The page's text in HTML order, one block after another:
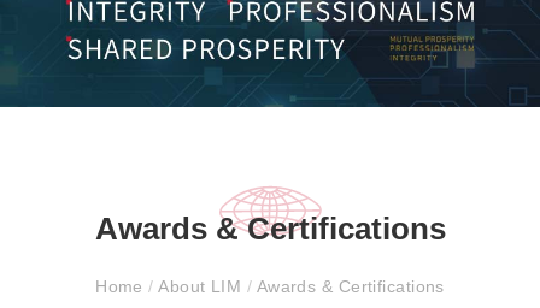
Awards & Certifications
Home/ About LIM / Awards & Certifications